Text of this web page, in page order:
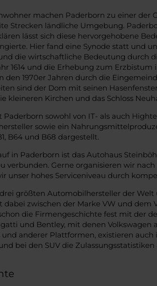
machen Paderborn zu einer
Strecken ländliche Umgebung.
lässt sich diese hervorgehobene
Hier fand eine Synode statt und
die wirtschaftliche Bedeutung durch
1614 und die Erhebung zum
den 1970er Jahren durch die
sind der Dom mit seinen
kleineren Kirchen und das Schloss
Paderborn sowohl von IT- als auch
sowie ein
B64 und B68 dargestellt.
in Paderborn ist das Autohaus
verbunden. Gerne organisieren wir
unser hohes Serviceniveau durch
größten Automobilhersteller der
dabei zwischen der Marke VW und dem
die Firmengeschichte fest mit der
und Bentley, mit denen
anderer Plattformen, existieren
bei den SUV die